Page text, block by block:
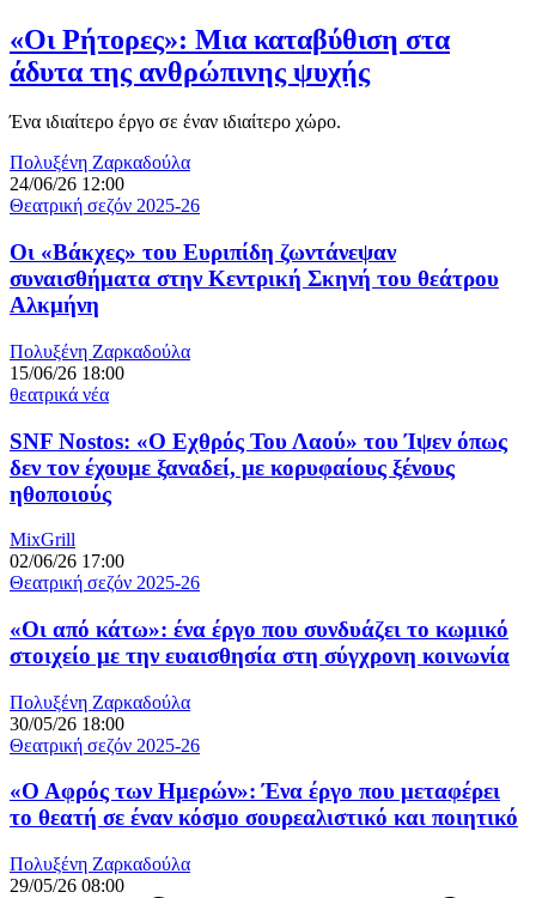
«Οι Ρήτορες»: Μια καταβύθιση στα
άδυτα της ανθρώπινης ψυχής
Ένα ιδιαίτερο έργο σε έναν ιδιαίτερο χώρο.
Πολυξένη Ζαρκαδούλα
24/06/26 12:00
Θεατρική σεζόν 2025-26
Οι «Βάκχες» του Ευριπίδη ζωντάνεψαν
συναισθήματα στην Κεντρική Σκηνή του θεάτρου
Αλκμήνη
Πολυξένη Ζαρκαδούλα
15/06/26 18:00
θεατρικά νέα
SNF Nostos: «Ο Εχθρός Του Λαού» του Ίψεν όπως
δεν τον έχουμε ξαναδεί, με κορυφαίους ξένους
ηθοποιούς
MixGrill
02/06/26 17:00
Θεατρική σεζόν 2025-26
«Οι από κάτω»: ένα έργο που συνδυάζει το κωμικό
στοιχείο με την ευαισθησία στη σύγχρονη κοινωνία
Πολυξένη Ζαρκαδούλα
30/05/26 18:00
Θεατρική σεζόν 2025-26
«Ο Αφρός των Ημερών»: Ένα έργο που μεταφέρει
το θεατή σε έναν κόσμο σουρεαλιστικό και ποιητικό
Πολυξένη Ζαρκαδούλα
29/05/26 08:00